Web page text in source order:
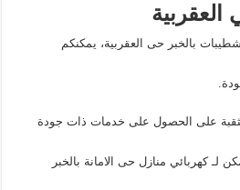
العقربية
بالخبر حى العقربية، يمكنكم
على الحصول على خدمات ذات جودة
لـ كهربائي منازل حى الامانة بالخبر